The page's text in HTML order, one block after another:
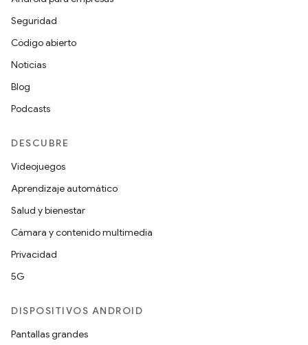
Seguridad
Código abierto
Noticias
Blog
Podcasts
DESCUBRE
Videojuegos
Aprendizaje automático
Salud y bienestar
Cámara y contenido multimedia
Privacidad
5G
DISPOSITIVOS ANDROID
Pantallas grandes